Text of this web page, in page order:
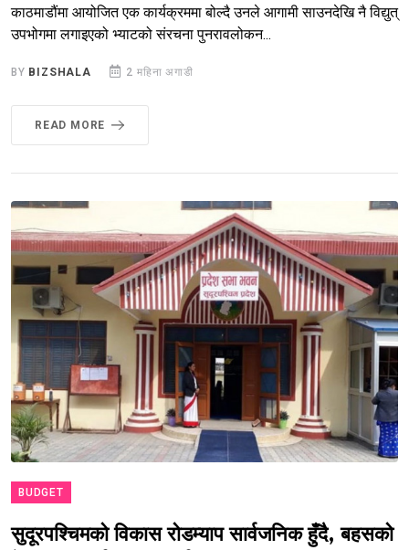
काठमाडौंमा आयोजित एक कार्यक्रममा बोल्दै उनले आगामी साउनदेखि नै विद्युत्
उपभोगमा लगाइएको भ्याटको संरचना पुनरावलोकन...
BY BIZSHALA 2 महिना अगाडी
READ MORE
BUDGET
सुदूरपश्चिमको विकास रोडम्याप सार्वजनिक हुँदै, बहसको